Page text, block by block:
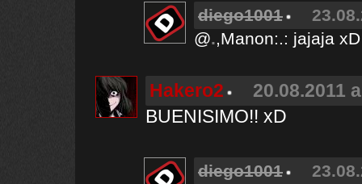
diego1001
@.,Manon:.: jajaja
Hakero2
20.08.2011
BUENISIMO!! xD
diego1001